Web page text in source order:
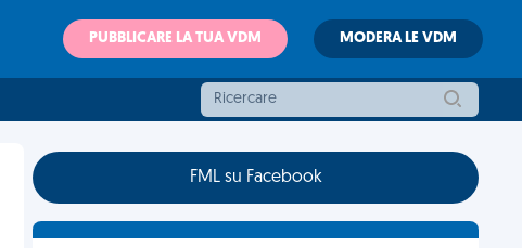
PUBBLICARE LA TUA VDM MODERA LE VDM
FML su Facebook